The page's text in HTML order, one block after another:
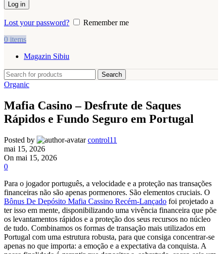
Log in
Lost your password?
Remember me
0 items
Magazin Sibiu
Search
Organic
Mafia Casino – Desfrute de Saques
Rápidos e Fundo Seguro em Portugal
Posted by
control11
mai 15, 2026
On mai 15, 2026
0
Para o jogador português, a velocidade e a proteção nas transações
financeiras não são apenas pormenores. São elementos cruciais. O
Bônus De Depósito Mafia Cassino Recém-Lançado foi projetado a
ter isso em mente, disponibilizando uma vivência financeira que põe
os levantamentos rápidos e a proteção dos seus recursos no núcleo
de tudo. Combinamos os formas de transação mais utilizados em
Portugal com uma estrutura robusta, para que consiga concentrar-se
apenas no que importa: a emoção e a expectativa da conquista. A